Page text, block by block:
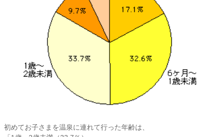
初めてお子さまを温泉に連れて行った年齢は、